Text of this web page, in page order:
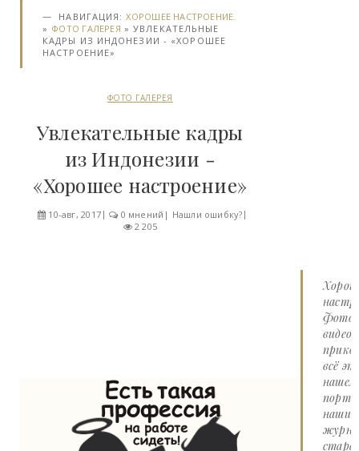
НАВИГАЦИЯ:ХОРОШЕЕ НАСТРОЕНИЕ.
» ФОТО ГАЛЕРЕЯ » УВЛЕКАТЕЛЬНЫЕ
КАДРЫ ИЗ ИНДОНЕЗИИ - «ХОРОШЕЕ
НАСТРОЕНИЕ»
ФОТО ГАЛЕРЕЯ
Увлекательные кадры
из Индонезии -
«Хорошее настроение»
10-авг, 2017 0 мнений | Нашли ошибку?
2 205
Фото
видео
всё
нашем
наши